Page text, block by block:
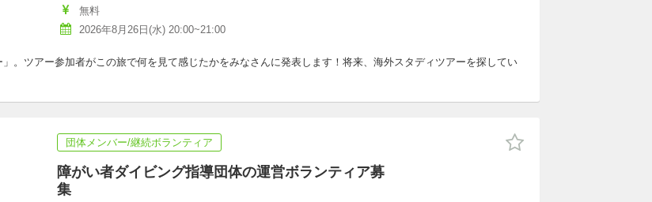
無料
2026年8月26日(水) 20:00~21:00
。ツアー参加者がこの旅で何を見て感じたかをみなさんに発表します！将来、海外スタディツアーを探してい
団体メンバー/継続ボランティア
障がい者ダイビング指導団体の運営ボランティア募
集